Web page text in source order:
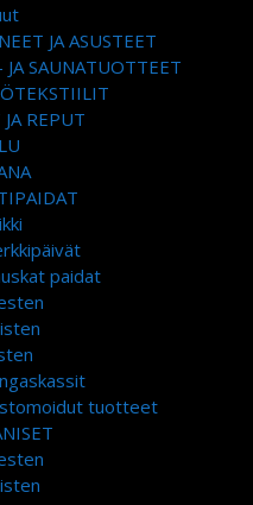
JA ASUSTEET
JA SAUNATUOTTEET
JA REPUT
paidat
tuotteet